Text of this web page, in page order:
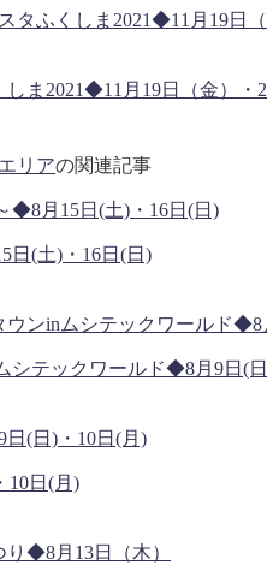
しま2021◆11月19日（金
リアの関連記事
日(土)・16日(日)
シテックワールド◆8月9日(
10日(月)